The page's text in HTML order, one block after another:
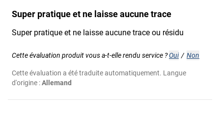
Super pratique et ne laisse aucune trace
Super pratique et ne laisse aucune trace ou résidu
Cette évaluation produit vous a-t-elle rendu service ?Oui / Non
Cette évaluation a été traduite automatiquement. Langue
d'origine :Allemand